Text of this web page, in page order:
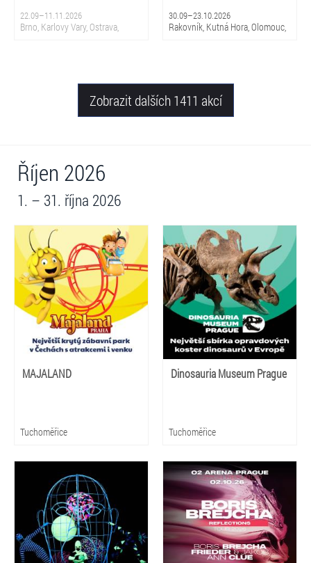
22.09–11.11.2026
Brno, Karlovy Vary, Ostrava,
Hradec Králové, Pardubice, Mladá
30.09–23.10.2026
Rakovník, Kutná Hora, Olomouc,
Zobrazit dalších 1411 akcí
Říjen 2026
1. – 31. října 2026
MAJALAND
Tuchoměřice
Dinosauria Museum Prague
Tuchoměřice